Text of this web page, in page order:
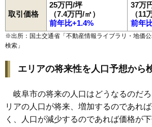
取引価格
25万円/坪
（7.4万円/㎡）
前年比+1.4%
37万
（11
前年
※出所：国土交通省「 不動産情報ライブラリ・地価
検索 」
エリアの将来性を人口予想から
岐阜市の将来の人口はどうなるのだ
リアの人口が将来、増加するのであれ
く、人口が減少するのであれば価格が